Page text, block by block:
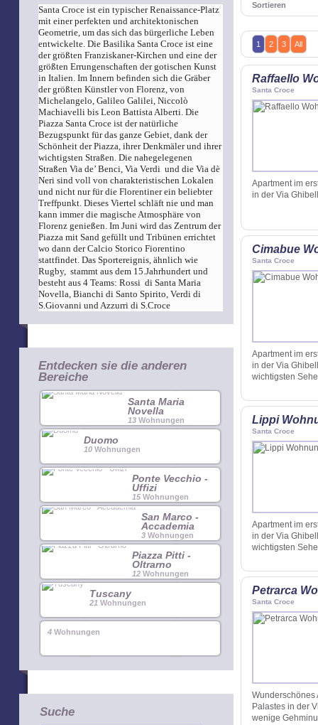
Santa Croce ist ein typischer Renaissance-Platz
mit einer perfekten und architektonischen
Geometrie, um das sich das bürgerliche Leben
entwickelte. Die Basilika Santa Croce ist eine
der größten Franziskaner-Kirchen und eine der
größten Errungenschaften der gotischen Kunst
in Italien. Im Innern befinden sich die Gräber
der größten Künstler von Florenz, von
Michelangelo, Galileo Galilei, Niccolò
Machiavelli bis Leon Battista Alberti. Die
Piazza Santa Croce ist der natürliche
Bezugspunkt für das ganze Gebiet, dank der
Schönheit der Piazza, ihrer Denkmäler und ihrer
wichtigsten Straßen. Die nahegelegenen
Straßen Via de’ Benci, Via Verdi und die Via dè
Neri sind voll von charakteristischen Lokalen
und nicht nur für die Florentiner ein beliebter
Treffpunkt. Dieses Viertel schläft nie und man
kann immer die magische Atmosphäre von
Florenz genießen. Im Juni wird das Zentrum der
Piazza mit Sand gefüllt und Tribünen errichtet
wo dann der Calcio Storico Fiorentino
stattfindet. Das Sportereignis, ähnlich wie
Rugby, stammt aus dem 15.Jahrhundert und
besteht aus 4 Teams: Rossi di Santa Maria
Novella, Bianchi di Santo Spirito, Verdi di
S.Giovanni und Azzurri di S.Croce
Entdecken sie die anderen
Bereiche
Santa Maria
Novella
13 Wohnungen
Duomo
10 Wohnungen
Ponte Vecchio -
Uffizi
15 Wohnungen
San Marco -
Accademia
3 Wohnungen
Piazza Pitti -
Oltrarno
12 Wohnungen
Tuscany
21 Wohnungen
4 Wohnungen
Suche
Sortieren
1 2 3 All
Raffaello
Santa Croce
Apartment im
in der Via
Cimabue
Santa Croce
Apartment im
in der Via
wichtigsten
Lippi
Santa Croce
Apartment im
in der Via
wichtigsten
Petrarca
Santa Croce
Wunderschönes
Palastes in der
wenige